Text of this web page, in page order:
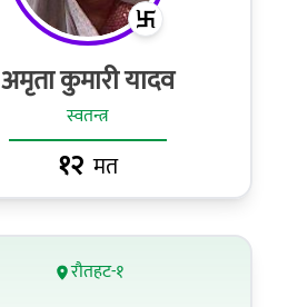
अमृता कुमारी यादव
स्वतन्त्र
१२ मत
रौतहट-१